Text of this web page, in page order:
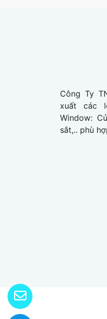
Công Ty
xuất các
Window:
sắt,.. phù